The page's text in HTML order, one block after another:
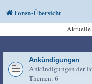
Foren-Übersicht
Aktuelle
Ankündigungen
Ankündigungen der
Themen: 6